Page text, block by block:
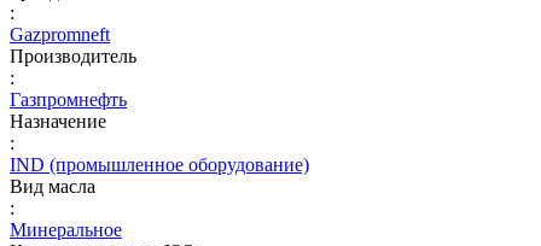
:
Gazpromneft
Производитель
:
Газпромнефть
Назначение
:
IND (промышленное оборудование)
Вид масла
:
Минеральное